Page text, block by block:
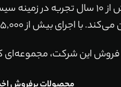
با بیش از 10 سال تجربه
24 ساعته، همواره آماده خدمت‌رسانی به شما هستیم.
این شرکت، مجموعه‌ای